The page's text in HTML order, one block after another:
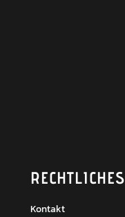
RECHTLICHES
Kontakt